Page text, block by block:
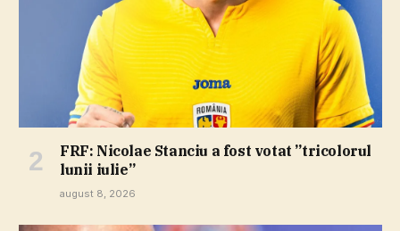
FRF: Nicolae Stanciu a fost votat ”tricolorul
lunii iulie”
august 8, 2026